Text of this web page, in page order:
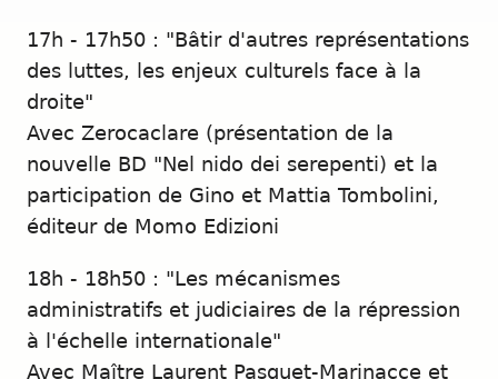
17h - 17h50 : "Bâtir d'autres représentations
des luttes, les enjeux culturels face à la
droite"
Avec Zerocaclare (présentation de la
nouvelle BD "Nel nido dei serepenti) et la
participation de Gino et Mattia Tombolini,
éditeur de Momo Edizioni
18h - 18h50 : "Les mécanismes
administratifs et judiciaires de la répression
à l'échelle internationale"
Avec Maître Laurent Pasquet-Marinacce et